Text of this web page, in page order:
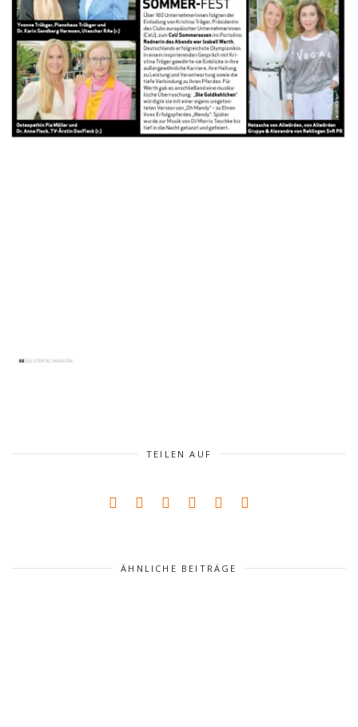
TEILEN AUF
ÄHNLICHE BEITRÄGE